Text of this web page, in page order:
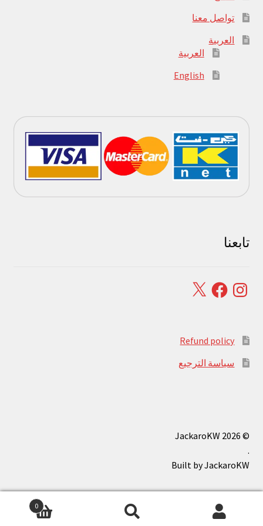
تواصل معنا
العربية
العربية
English
تابعنا
Instagram
Facebook
X
Refund policy
سياسة الترجيع
© JackaroKW 2026
.
0